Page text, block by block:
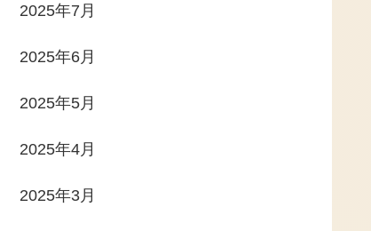
2025年7月
2025年6月
2025年5月
2025年4月
2025年3月